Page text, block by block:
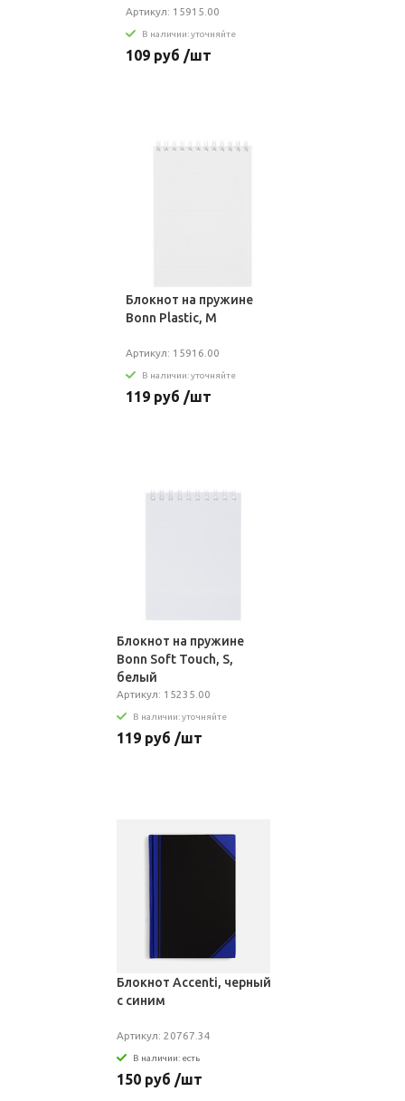
Артикул: 15915.00
В наличии: уточняйте
109 руб /шт
Блокнот на пружине
Bonn Plastic, M
Артикул: 15916.00
В наличии: уточняйте
119 руб /шт
Блокнот на пружине
Bonn Soft Touch, S,
белый
Артикул: 15235.00
В наличии: уточняйте
119 руб /шт
Блокнот Accenti, черный
с синим
Артикул: 20767.34
В наличии: есть
150 руб /шт